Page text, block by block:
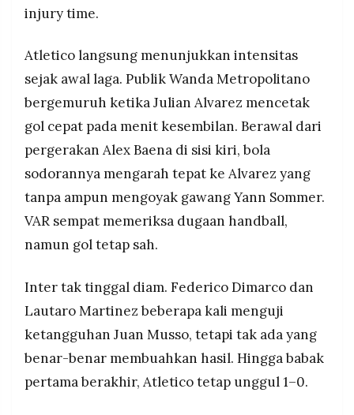
©
Resolusi.co
2026
RESOLUSI
MEDIA
PRAMUDITA
injury time.
Atletico langsung menunjukkan intensitas
sejak awal laga. Publik Wanda Metropolitano
bergemuruh ketika Julian Alvarez mencetak
gol cepat pada menit kesembilan. Berawal dari
pergerakan Alex Baena di sisi kiri, bola
sodorannya mengarah tepat ke Alvarez yang
tanpa ampun mengoyak gawang Yann Sommer.
VAR sempat memeriksa dugaan handball,
namun gol tetap sah.
Inter tak tinggal diam. Federico Dimarco dan
Lautaro Martinez beberapa kali menguji
ketangguhan Juan Musso, tetapi tak ada yang
benar-benar membuahkan hasil. Hingga babak
pertama berakhir, Atletico tetap unggul 1–0.